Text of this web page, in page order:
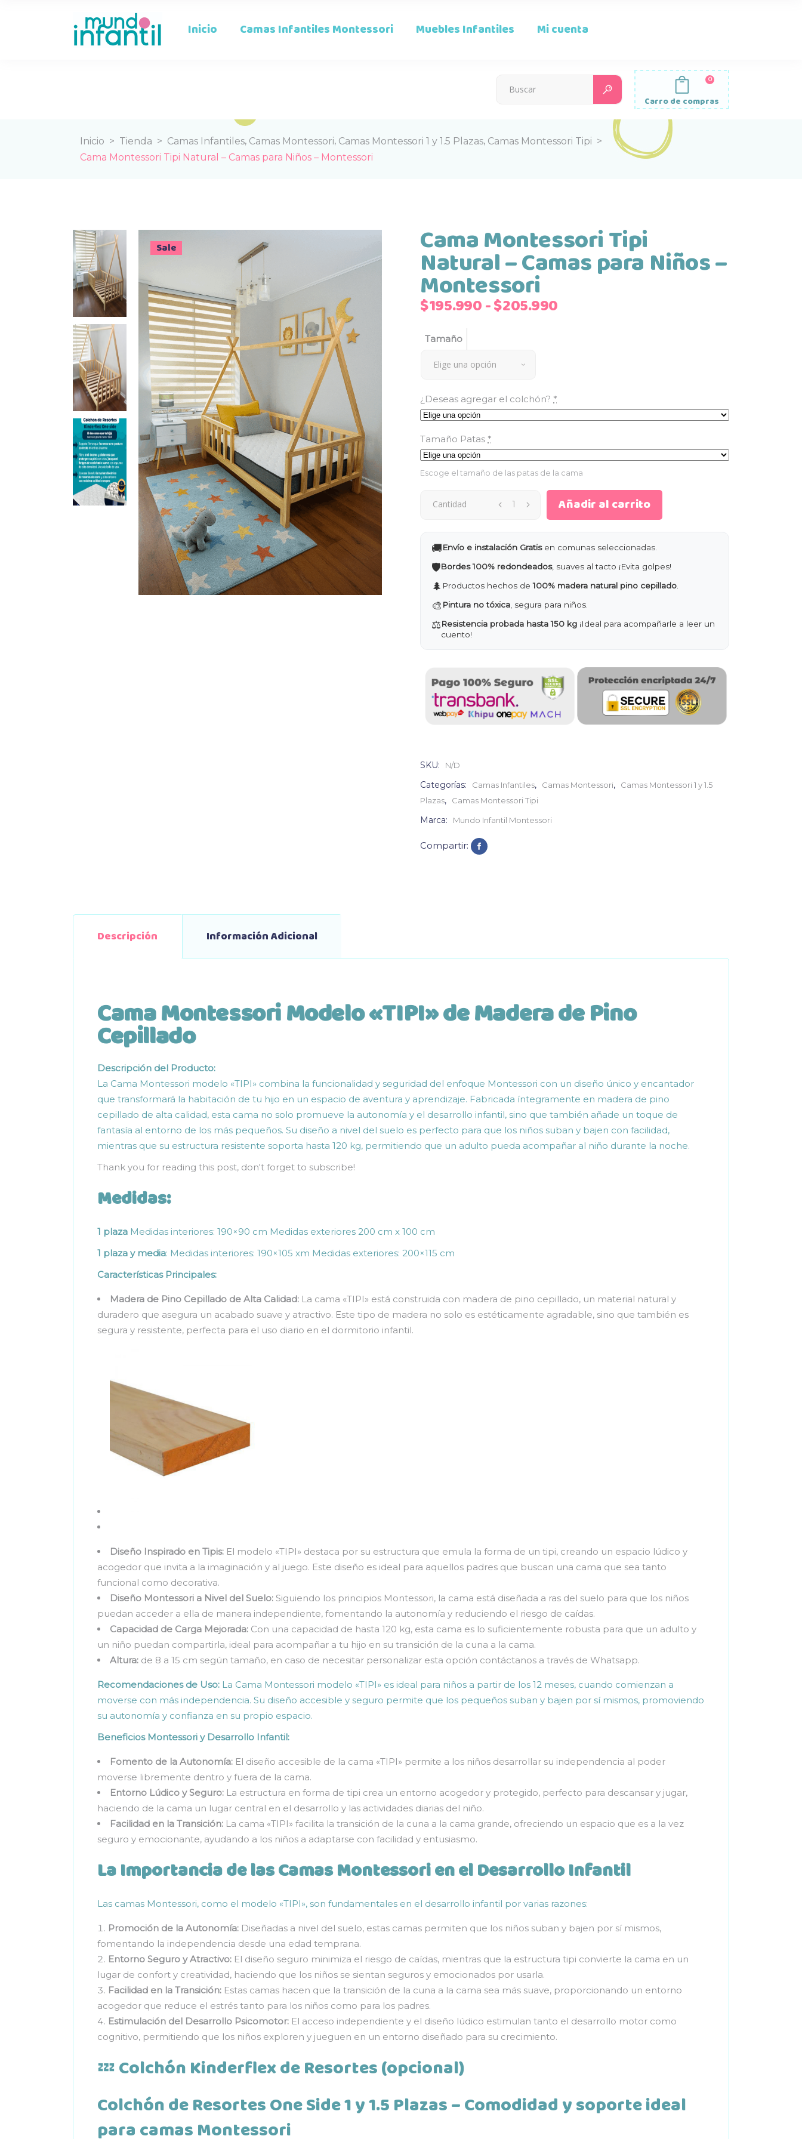
Inicio Camas Infantiles Montessori Muebles Infantiles Mi cuenta
Search
for:
Carro de compras
0
Inicio > Tienda > Camas Infantiles, Camas Montessori, Camas Montessori 1 y 1.5 Plazas, Camas Montessori Tipi >
Cama Montessori Tipi Natural – Camas para Niños – Montessori
Sale Cama Montessori Tipi
Natural – Camas para Niños –
Montessori
$195.990-$205.990
Tamaño
Elige una opción
¿Deseas agregar el colchón? *
Tamaño Patas *
Escoge el tamaño de las patas de la cama
Cantidad Añadir al carrito
🚚Envío e instalación Gratisen comunas seleccionadas.
🛡️Bordes 100% redondeados, suaves al tacto ¡Evita golpes!
🌲 Productos hechos de100% madera natural pino cepillado
🎨 Pintura no tóxica , segura para niños.
⚖️Resistencia probada hasta 150 kg ¡Ideal para acompañarle a leer un
cuento!
SKU: N/D
Categorías: Camas Infantiles, Camas Montessori,
Camas Montessori 1 y 1.5
Plazas, Camas Montessori Tipi
Marca: Mundo Infantil Montessori
Compartir:
Descripción Información Adicional
Cama Montessori Modelo «TIPI» de Madera de Pino
Cepillado
Descripción del Producto:
La Cama Montessori modelo «TIPI» combina la funcionalidad y seguridad del enfoque Montessori con un diseño único y encantador
que transformará la habitación de tu hijo en un espacio de aventura y aprendizaje. Fabricada íntegramente en madera de pino
cepillado de alta calidad, esta cama no solo promueve la autonomía y el desarrollo infantil, sino que también añade un toque de
fantasía al entorno de los más pequeños. Su diseño a nivel del suelo es perfecto para que los niños suban y bajen con facilidad,
mientras que su estructura resistente soporta hasta 120 kg, permitiendo que un adulto pueda acompañar al niño durante la noche.
Thank you for reading this post, don't forget to subscribe!
Medidas:
1 plaza Medidas interiores: 190×90 cm Medidas exteriores 200 cm x 100 cm
1 plaza y media: Medidas interiores: 190×105 xm Medidas exteriores: 200×115 cm
Características Principales:
Madera de Pino Cepillado de Alta Calidad: La cama «TIPI» está construida con madera de pino cepillado, un material natural y
duradero que asegura un acabado suave y atractivo. Este tipo de madera no solo es estéticamente agradable, sino que también es
segura y resistente, perfecta para el uso diario en el dormitorio infantil.
Diseño Inspirado en Tipis: El modelo «TIPI» destaca por su estructura que emula la forma de un tipi, creando un espacio lúdico y
acogedor que invita a la imaginación y al juego. Este diseño es ideal para aquellos padres que buscan una cama que sea tanto
funcional como decorativa.
Diseño Montessori a Nivel del Suelo: Siguiendo los principios Montessori, la cama está diseñada a ras del suelo para que los niños
puedan acceder a ella de manera independiente, fomentando la autonomía y reduciendo el riesgo de caídas.
Capacidad de Carga Mejorada: Con una capacidad de hasta 120 kg, esta cama es lo suficientemente robusta para que un adulto y
un niño puedan compartirla, ideal para acompañar a tu hijo en su transición de la cuna a la cama.
Altura: de 8 a 15 cm según tamaño, en caso de necesitar personalizar esta opción contáctanos a través de Whatsapp.
Recomendaciones de Uso: La Cama Montessori modelo «TIPI» es ideal para niños a partir de los 12 meses, cuando comienzan a
moverse con más independencia. Su diseño accesible y seguro permite que los pequeños suban y bajen por sí mismos, promoviendo
su autonomía y confianza en su propio espacio.
Beneficios Montessori y Desarrollo Infantil:
Fomento de la Autonomía: El diseño accesible de la cama «TIPI» permite a los niños desarrollar su independencia al poder
moverse libremente dentro y fuera de la cama.
Entorno Lúdico y Seguro: La estructura en forma de tipi crea un entorno acogedor y protegido, perfecto para descansar y jugar,
haciendo de la cama un lugar central en el desarrollo y las actividades diarias del niño.
Facilidad en la Transición: La cama «TIPI» facilita la transición de la cuna a la cama grande, ofreciendo un espacio que es a la vez
seguro y emocionante, ayudando a los niños a adaptarse con facilidad y entusiasmo.
La Importancia de las Camas Montessori en el Desarrollo Infantil
Las camas Montessori, como el modelo «TIPI», son fundamentales en el desarrollo infantil por varias razones:
Promoción de la Autonomía: Diseñadas a nivel del suelo, estas camas permiten que los niños suban y bajen por sí mismos,
fomentando la independencia desde una edad temprana.
Entorno Seguro y Atractivo: El diseño seguro minimiza el riesgo de caídas, mientras que la estructura tipi convierte la cama en un
lugar de confort y creatividad, haciendo que los niños se sientan seguros y emocionados por usarla.
Facilidad en la Transición: Estas camas hacen que la transición de la cuna a la cama sea más suave, proporcionando un entorno
acogedor que reduce el estrés tanto para los niños como para los padres.
Estimulación del Desarrollo Psicomotor: El acceso independiente y el diseño lúdico estimulan tanto el desarrollo motor como
cognitivo, permitiendo que los niños exploren y jueguen en un entorno diseñado para su crecimiento.
💤 Colchón Kinderflex de Resortes (opcional)
Colchón de Resortes One Side 1 y 1.5 Plazas – Comodidad y soporte ideal
para camas Montessori